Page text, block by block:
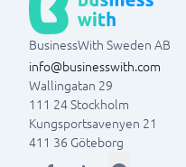
BusinessWith Sweden AB
info@businesswith.com
Wallingatan 29
111 24Stockholm
Kungsportsavenyen 21
411 36 Göteborg